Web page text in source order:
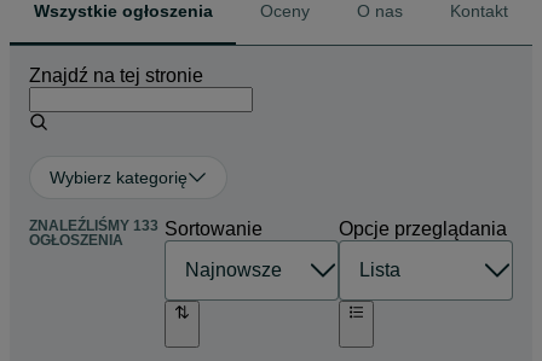
Wszystkie ogłoszenia Oceny O nas Kontakt
Znajdź na tej stronie
Wybierz kategorię
ZNALEŹLIŚMY 133
OGŁOSZENIA
Sortowanie Opcje przeglądania